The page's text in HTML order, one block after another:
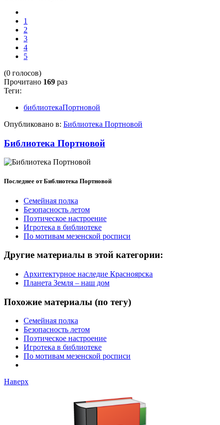
1
2
3
4
5
(0 голосов)
Прочитано 169 раз
Теги:
библиотекаПортновой
Опубликовано в: Библиотека Портновой
Библиотека Портновой
Последнее от Библиотека Портновой
Семейная полка
Безопасность летом
Поэтическое настроение
Игротека в библиотеке
По мотивам мезенской росписи
Другие материалы в этой категории:
Архитектурное наследие Красноярска
Планета Земля – наш дом
Похожие материалы (по тегу)
Семейная полка
Безопасность летом
Поэтическое настроение
Игротека в библиотеке
По мотивам мезенской росписи
Наверх